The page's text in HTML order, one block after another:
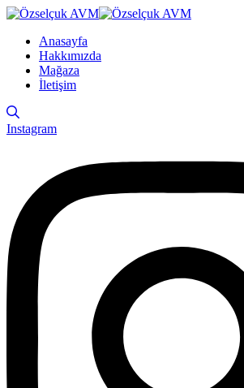
Anasayfa
Hakkımızda
Mağaza
İletişim
Instagram